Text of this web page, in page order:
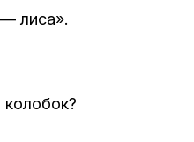
лиса».
колобок?